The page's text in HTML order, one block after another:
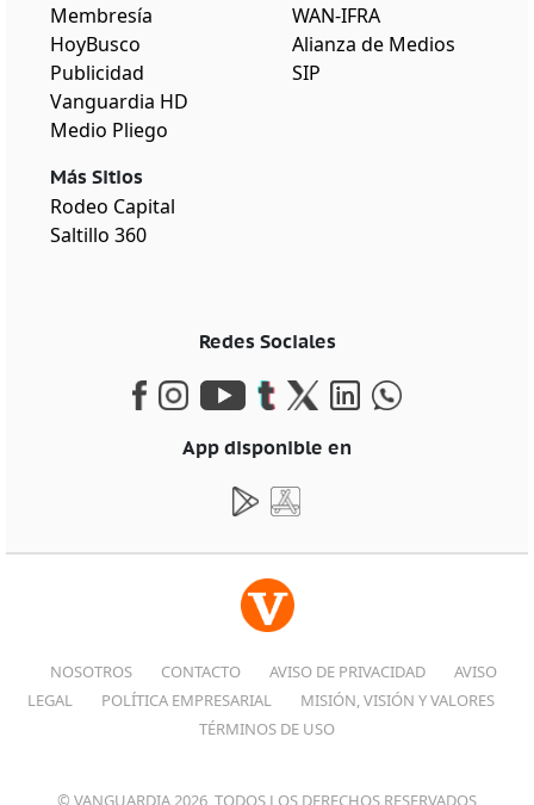
Membresía
HoyBusco
Publicidad
Vanguardia HD
Medio Pliego
Más Sitios
Rodeo Capital
Saltillo 360
WAN-IFRA
Alianza de Medios
SIP
Redes Sociales
App disponible en
NOSOTROS CONTACTO AVISO DE PRIVACIDAD
AVISO
LEGAL
POLÍTICA EMPRESARIAL
MISIÓN, VISIÓN Y VALORES
TÉRMINOS DE USO
© VANGUARDIA 2026, TODOS LOS DERECHOS RESERVADOS